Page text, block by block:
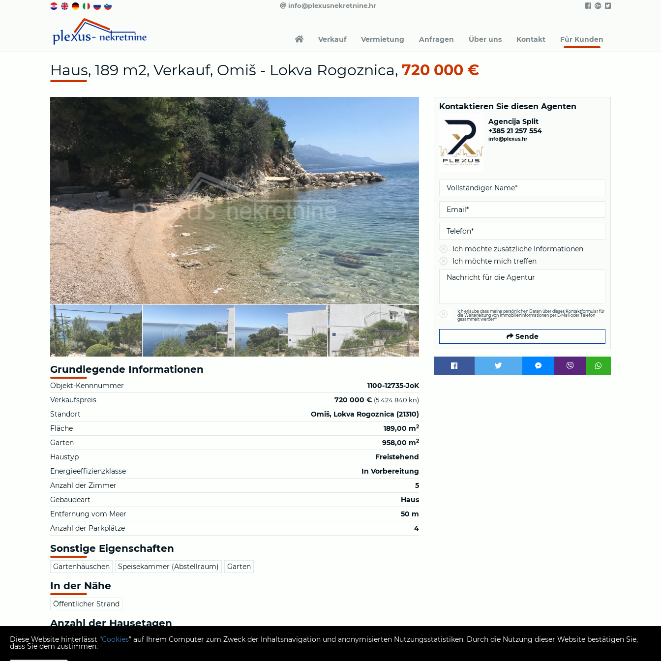
info@plexusnekretnine.hr
Verkauf Vermietung Anfragen Über uns Kontakt Für Kunden
Haus, 189 m2, Verkauf, Omiš - Lokva Rogoznica, 720 000 €
Grundlegende Informationen
Objekt-Kennnummer
1100-12735-JoK
Verkaufspreis
720 000 € (5 424 840 kn)
Standort
Omiš, Lokva Rogoznica (21310)
Fläche
189,00 m2
Garten 958,00 m2
Haustyp
Freistehend
Energieeffizienzklasse
In Vorbereitung
Anzahl der Zimmer
5
Gebäudeart
Haus
Entfernung vom Meer
50 m
Anzahl der Parkplätze
4
Sonstige Eigenschaften
Gartenhäuschen Speisekammer (Abstellraum) Garten
In der Nähe
Öffentlicher Strand
Anzahl der Hausetagen
1
Kontaktieren Sie diesen Agenten
Agencija Split
+385 21 257 554
info@plexus.hr
Ich möchte zusätzliche Informationen
Ich möchte mich treffen
Ich erlaube dass meine persönlichen Daten über dieses Kontaktformular für
die Weiterleitung von Immobilieninformationen per E-Mail oder Telefon
gesammelt werden*
Sende
Diese Website hinterlässt "Cookies" auf Ihrem Computer zum Zweck der Inhaltsnavigation und anonymisierten Nutzungsstatistiken. Durch die Nutzung dieser Website bestätigen Sie,
dass Sie dem zustimmen.